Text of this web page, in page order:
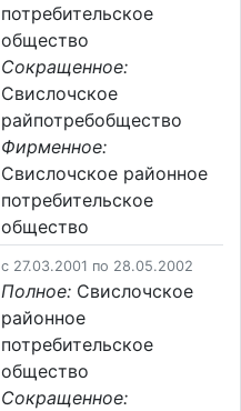
потребительское
общество
Сокращенное:
Свислочское
райпотребобщество
Фирменное:
Свислочское районное
потребительское
общество
c 27.03.2001 по 28.05.2002
Полное: Свислочское
районное
потребительское
общество
Сокращенное: